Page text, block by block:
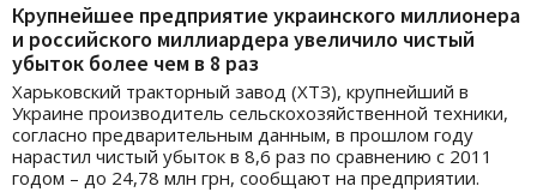
Крупнейшее предприятие украинского миллионера
и российского миллиардера увеличило чистый
убыток более чем в 8 раз
Харьковский тракторный завод (ХТЗ), крупнейший в
Украине производитель сельскохозяйственной техники,
согласно предварительным данным, в прошлом году
нарастил чистый убыток в 8,6 раз по сравнению с 2011
годом – до 24,78 млн грн, сообщают на предприятии.